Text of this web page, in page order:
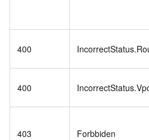
400
400
403 Forbbiden